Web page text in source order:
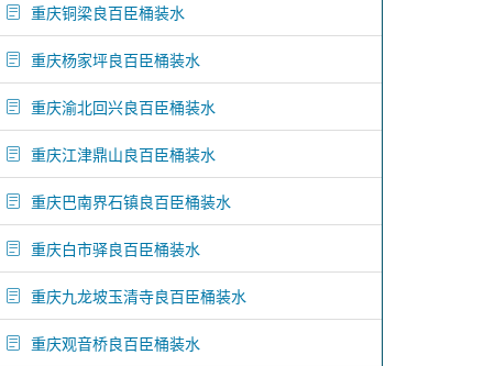
重庆铜梁良百臣桶装水
重庆杨家坪良百臣桶装水
重庆渝北回兴良百臣桶装水
重庆江津鼎山良百臣桶装水
重庆巴南界石镇良百臣桶装水
重庆白市驿良百臣桶装水
重庆九龙坡玉清寺良百臣桶装水
重庆观音桥良百臣桶装水